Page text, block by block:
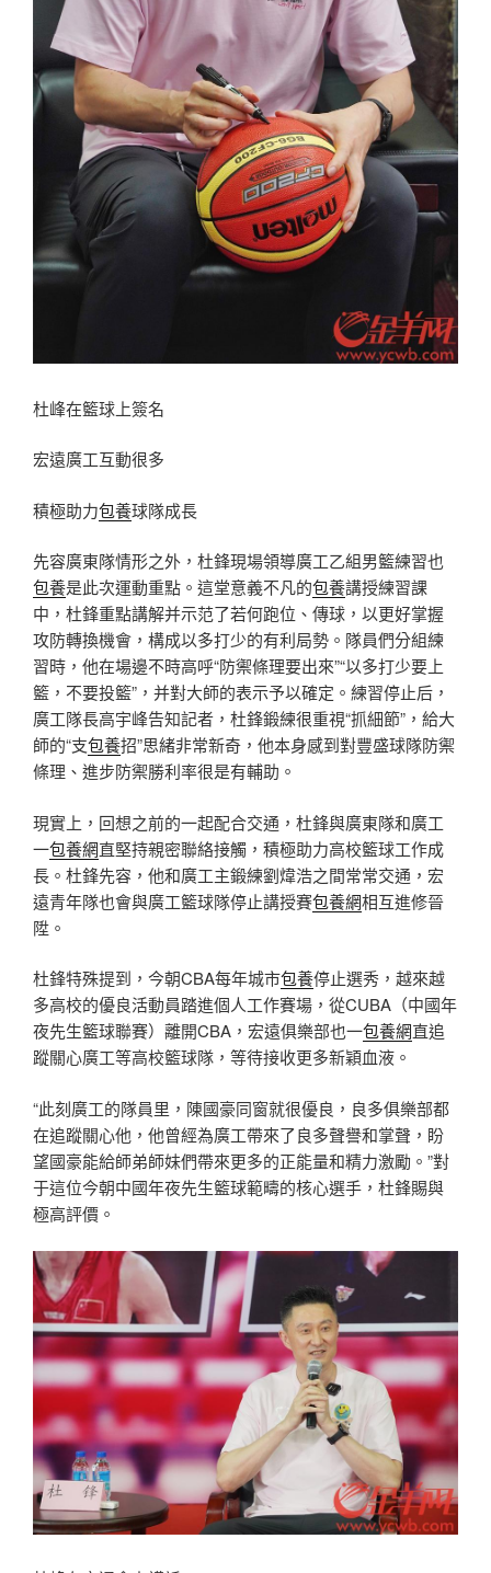
杜峰在籃球上簽名
宏遠廣工互動很多
積極助力包養球隊成長
先容廣東隊情形之外，杜鋒現場領導廣工乙組男籃練習也
包養是此次運動重點。這堂意義不凡的包養講授練習課
中，杜鋒重點講解并示范了若何跑位、傳球，以更好掌握
攻防轉換機會，構成以多打少的有利局勢。隊員們分組練
習時，他在場邊不時高呼“防禦條理要出來”“以多打少要上
籃，不要投籃”，并對大師的表示予以確定。練習停止后，
廣工隊長高宇峰告知記者，杜鋒鍛練很重視“抓細節”，給大
師的“支包養招”思緒非常新奇，他本身感到對豐盛球隊防禦
條理、進步防禦勝利率很是有輔助。
現實上，回想之前的一起配合交通，杜鋒與廣東隊和廣工
一包養網直堅持親密聯絡接觸，積極助力高校籃球工作成
長。杜鋒先容，他和廣工主鍛練劉煒浩之間常常交通，宏
遠青年隊也會與廣工籃球隊停止講授賽包養網相互進修晉
陞。
杜鋒特殊提到，今朝CBA每年城市包養停止選秀，越來越
多高校的優良活動員踏進個人工作賽場，從CUBA（中國年
夜先生籃球聯賽）離開CBA，宏遠俱樂部也一包養網直追
蹤關心廣工等高校籃球隊，等待接收更多新穎血液。
“此刻廣工的隊員里，陳國豪同窗就很優良，良多俱樂部都
在追蹤關心他，他曾經為廣工帶來了良多聲譽和掌聲，盼
望國豪能給師弟師妹們帶來更多的正能量和精力激勵。”對
于這位今朝中國年夜先生籃球範疇的核心選手，杜鋒賜與
極高評價。